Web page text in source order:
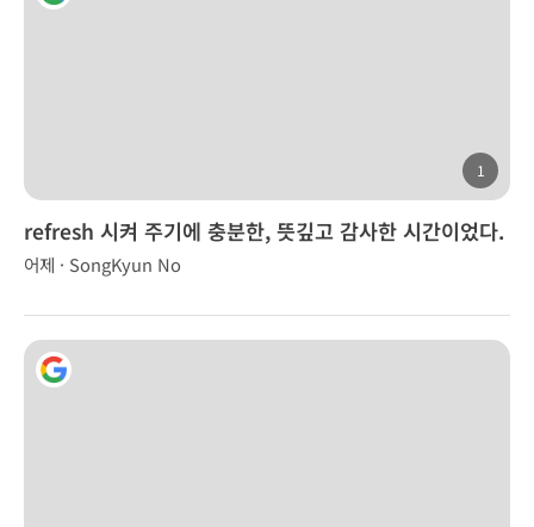
1
refresh 시켜 주기에 충분한, 뜻깊고 감사한 시간이었다.
어제 · SongKyun No